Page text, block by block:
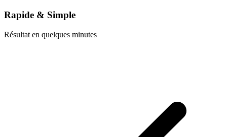
Rapide & Simple
Résultat en quelques minutes